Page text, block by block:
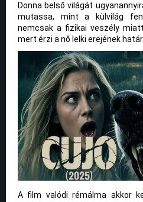
Donna belső világát
mutassa, mint a külvilág
nemcsak a fizikai veszély
mert érzi a nő lelki erejének
A film valódi rémálma akkor